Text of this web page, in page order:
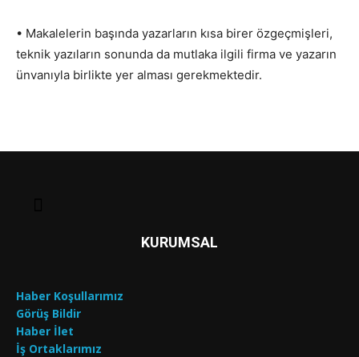
• Makalelerin başında yazarların kısa birer özgeçmişleri,
teknik yazıların sonunda da mutlaka ilgili firma ve yazarın
ünvanıyla birlikte yer alması gerekmektedir.
KURUMSAL
Haber Koşullarımız
Görüş Bildir
Haber İlet
İş Ortaklarımız